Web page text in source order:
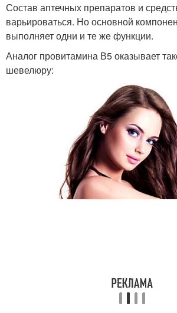
Состав аптечных препаратов и
варьироваться. Но основной
выполняет одни и те же функции.
Аналог провитамина В5 оказывает
шевелюру: